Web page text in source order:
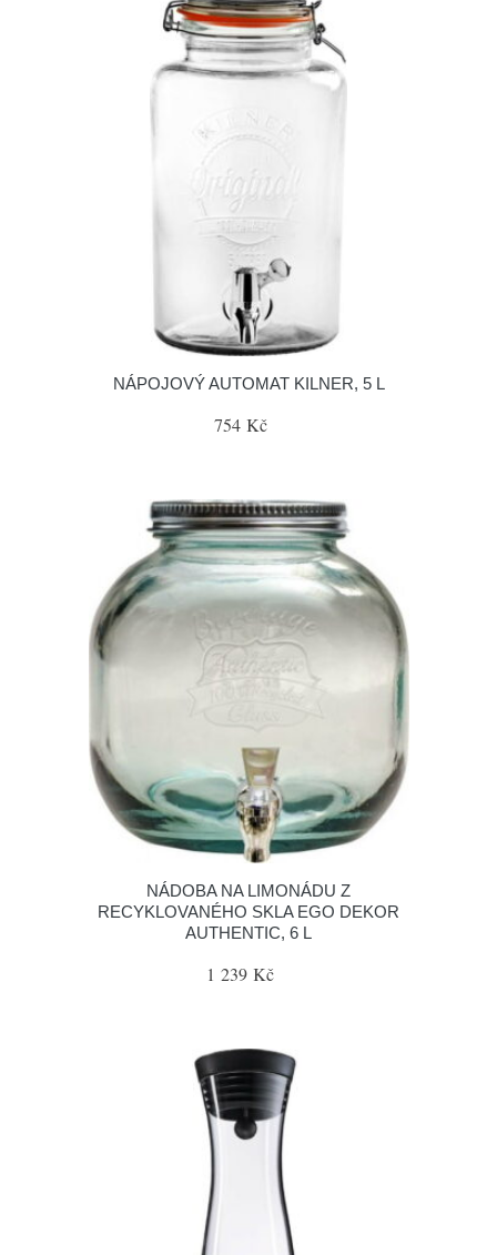
NÁPOJOVÝ AUTOMAT KILNER, 5 L
754 Kč
NÁDOBA NA LIMONÁDU Z
RECYKLOVANÉHO SKLA EGO DEKOR
AUTHENTIC, 6 L
1 239 Kč